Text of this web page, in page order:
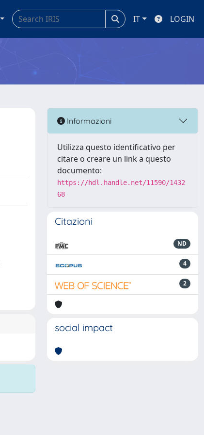
IT LOGIN
Informazioni
Utilizza questo identificativo per
citare o creare un link a questo
documento:
https://hdl.handle.net/11590/1432
68
Citazioni
ND
4
2
social impact